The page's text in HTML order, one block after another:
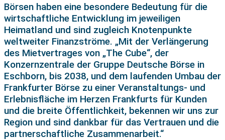
Börsen haben eine besondere Bedeutung für die
wirtschaftliche Entwicklung im jeweiligen
Heimatland und sind zugleich Knotenpunkte
weltweiter Finanzströme. „Mit der Verlängerung
des Mietvertrages von „The Cube“, der
Konzernzentrale der Gruppe Deutsche Börse in
Eschborn, bis 2038, und dem laufenden Umbau der
Frankfurter Börse zu einer Veranstaltungs- und
Erlebnisfläche im Herzen Frankfurts für Kunden
und die breite Öffentlichkeit, bekennen wir uns zur
Region und sind dankbar für das Vertrauen und die
partnerschaftliche Zusammenarbeit.“